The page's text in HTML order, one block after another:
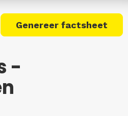
Genereer factsheet
-